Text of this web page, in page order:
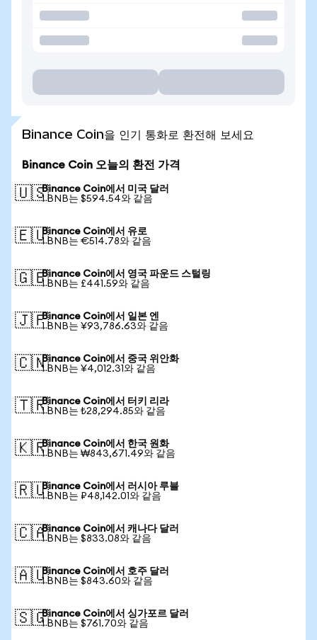
Binance Coin을 인기 통화로 환전해 보세요
Binance Coin 오늘의 환전 가격
🇺🇸Binance Coin에서 미국 달러
1 BNB는 $594.54와 같음
🇪🇺Binance Coin에서 유로
1 BNB는 €514.78와 같음
🇬🇧Binance Coin에서 영국 파운드 스털링
1 BNB는 £441.59와 같음
🇯🇵Binance Coin에서 일본 엔
1 BNB는 ¥93,786.63와 같음
🇨🇳Binance Coin에서 중국 위안화
1 BNB는 ¥4,012.31와 같음
🇹🇷Binance Coin에서 터키 리라
1 BNB는 ₺28,294.85와 같음
🇰🇷Binance Coin에서 한국 원화
1 BNB는 ₩843,671.49와 같음
🇷🇺Binance Coin에서 러시아 루블
1 BNB는 ₽48,142.01와 같음
🇨🇦Binance Coin에서 캐나다 달러
1 BNB는 $833.08와 같음
🇦🇺Binance Coin에서 호주 달러
1 BNB는 $843.60와 같음
🇸🇬Binance Coin에서 싱가포르 달러
1 BNB는 $761.70와 같음